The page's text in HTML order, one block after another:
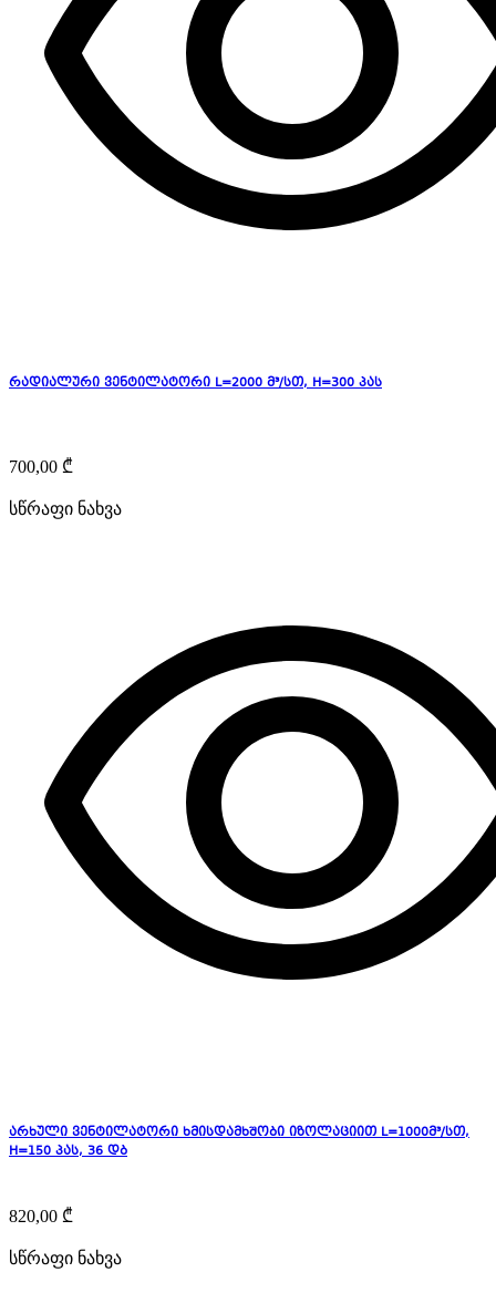
რადიალური ვენტილატორი L=2000 მ³/სთ, H=300 პას
700,00 ₾
სწრაფი ნახვა
არხული ვენტილატორი ხმისდამხშობი იზოლაციით L=1000მ³/სთ,
H=150 პას, 36 დბ
820,00 ₾
სწრაფი ნახვა